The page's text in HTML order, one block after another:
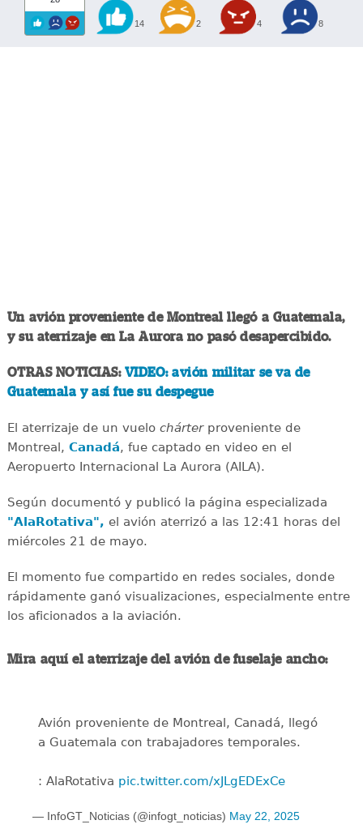
14 2 4 8
Un avión proveniente de Montreal llegó a Guatemala,
y su aterrizaje en La Aurora no pasó desapercibido.
OTRAS NOTICIAS:VIDEO: avión militar se va de
Guatemala y así fue su despegue
El aterrizaje de un vuelo chárterproveniente de
Montreal, Canadá, fue captado en video en el
Aeropuerto Internacional La Aurora (AILA).
Según documentó y publicó la página especializada
"AlaRotativa", el avión aterrizó a las 12:41 horas del
miércoles 21 de mayo.
El momento fue compartido en redes sociales, donde
rápidamente ganó visualizaciones, especialmente entre
los aficionados a la aviación.
Mira aquí el aterrizaje del avión de fuselaje ancho:
Avión proveniente de Montreal, Canadá, llegó
a Guatemala con trabajadores temporales.
: AlaRotativa pic.twitter.com/xJLgEDExCe
— InfoGT_Noticias (@infogt_noticias) May 22, 2025